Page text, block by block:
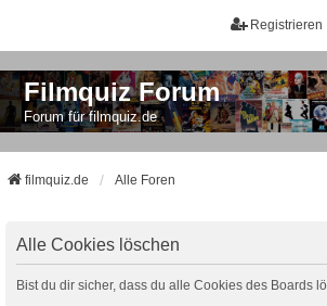
Registrieren
Filmquiz Forum
Forum für filmquiz.de
filmquiz.de Alle Foren
Alle Cookies löschen
Bist du dir sicher, dass du alle Cookies des Boards